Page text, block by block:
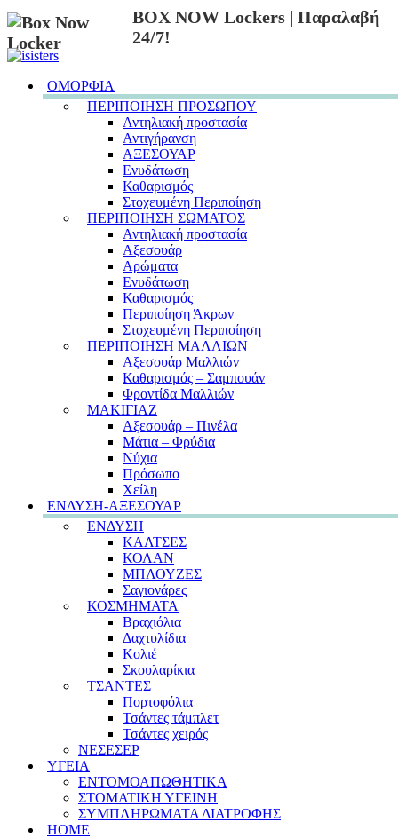
BOX NOW Lockers | Παραλαβή
24/7!
ΟΜΟΡΦΙΑ
ΠΕΡΙΠΟΙΗΣΗ ΠΡΟΣΩΠΟΥ
Αντηλιακή προστασία
Αντιγήρανση
ΑΞΕΣΟΥΑΡ
Ενυδάτωση
Καθαρισμός
Στοχευμένη Περιποίηση
ΠΕΡΙΠΟΙΗΣΗ ΣΩΜΑΤΟΣ
Αντηλιακή προστασία
Αξεσουάρ
Αρώματα
Ενυδάτωση
Καθαρισμός
Περιποίηση Άκρων
Στοχευμένη Περιποίηση
ΠΕΡΙΠΟΙΗΣΗ ΜΑΛΛΙΩΝ
Αξεσουάρ Μαλλιών
Καθαρισμός – Σαμπουάν
Φροντίδα Μαλλιών
ΜΑΚΙΓΙΑΖ
Αξεσουάρ – Πινέλα
Μάτια – Φρύδια
Νύχια
Πρόσωπο
Χείλη
ΕΝΔΥΣΗ-ΑΞΕΣΟΥΑΡ
ΕΝΔΥΣΗ
ΚΑΛΤΣΕΣ
ΚΟΛΑΝ
ΜΠΛΟΥΖΕΣ
Σαγιονάρες
ΚΟΣΜΗΜΑΤΑ
Βραχιόλια
Δαχτυλίδια
Κολιέ
Σκουλαρίκια
ΤΣΑΝΤΕΣ
Πορτοφόλια
Τσάντες τάμπλετ
Τσάντες χειρός
ΝΕΣΕΣΕΡ
ΥΓΕΙΑ
ΕΝΤΟΜΟΑΠΩΘΗΤΙΚΑ
ΣΤΟΜΑΤΙΚΗ ΥΓΕΙΝΗ
ΣΥΜΠΛΗΡΩΜΑΤΑ ΔΙΑΤΡΟΦΗΣ
HOME